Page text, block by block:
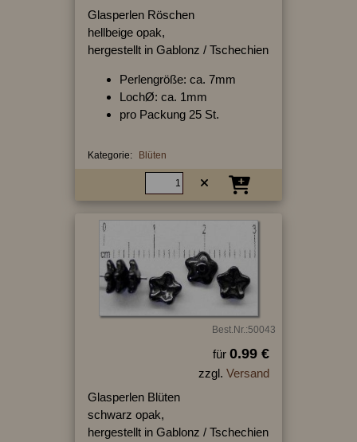
Glasperlen Röschen
hellbeige opak,
hergestellt in Gablonz / Tschechien
Perlengröße: ca. 7mm
LochØ: ca. 1mm
pro Packung 25 St.
Kategorie: Blüten
Best.Nr.:50043
für 0.99 €
zzgl. Versand
Glasperlen Blüten
schwarz opak,
hergestellt in Gablonz / Tschechien